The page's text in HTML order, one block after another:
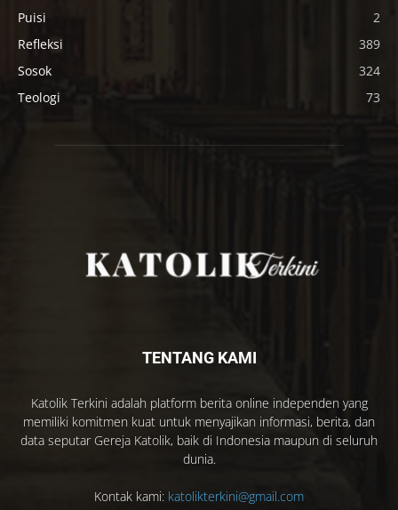
Puisi
2
Refleksi
389
Sosok
324
Teologi
73
TENTANG KAMI
Katolik Terkini adalah platform berita online independen yang
memiliki komitmen kuat untuk menyajikan informasi, berita, dan
data seputar Gereja Katolik, baik di Indonesia maupun di seluruh
dunia.
Kontak kami: katolikterkini@gmail.com